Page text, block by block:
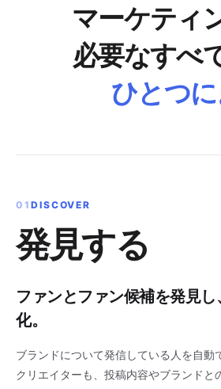
マーケティ
必要なすべ
ひとつに
01 DISCOVER
発見する
ファンとファン候補を発見し
化。
ブランドについて発信している人を自動
クリエイターも、投稿内容やブランドと